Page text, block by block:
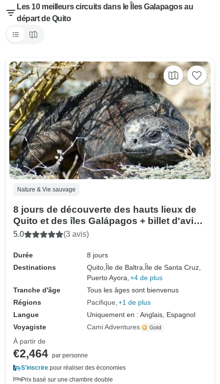
Les 10 meilleurs circuits dans le Îles Galapagos au
départ de Quito
Nature & Vie sauvage
8 jours de découverte des hauts lieux de
Quito et des îles Galápagos + billet d'avion
(groupe privé)
5.0 (3 avis)
Durée
8 jours
Destinations
Quito, Île de Baltra, Île de Santa Cruz,
Puerto Ayora, +4 de plus
Tranche d'âge
Tous les âges sont bienvenus
Régions
Pacifique +1 de plus
Langue
Uniquement en : Anglais, Espagnol
Voyagiste
Cami Adventures
À partir de
€2,464 par personne
S'inscrire pour réaliser des économies
Prix basé sur une chambre double